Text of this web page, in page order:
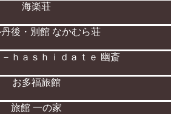
海楽荘
後・別館 なかむら荘
－ｈａｓｈｉｄａｔｅ 幽斎
お多福旅館
旅館 一の家